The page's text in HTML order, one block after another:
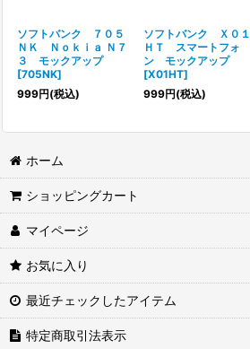
ソフトバンク ７０５
ＮＫ Ｎｏｋｉａ Ｎ７
３ モックアップ
[705NK]
999円(税込)
ソフトバンク Ｘ０１
ＨＴ スマートフォ
ン モックアップ
[X01HT]
999円(税込)
ホーム
ショッピングカート
マイページ
お気に入り
最近チェックしたアイテム
特定商取引法表示